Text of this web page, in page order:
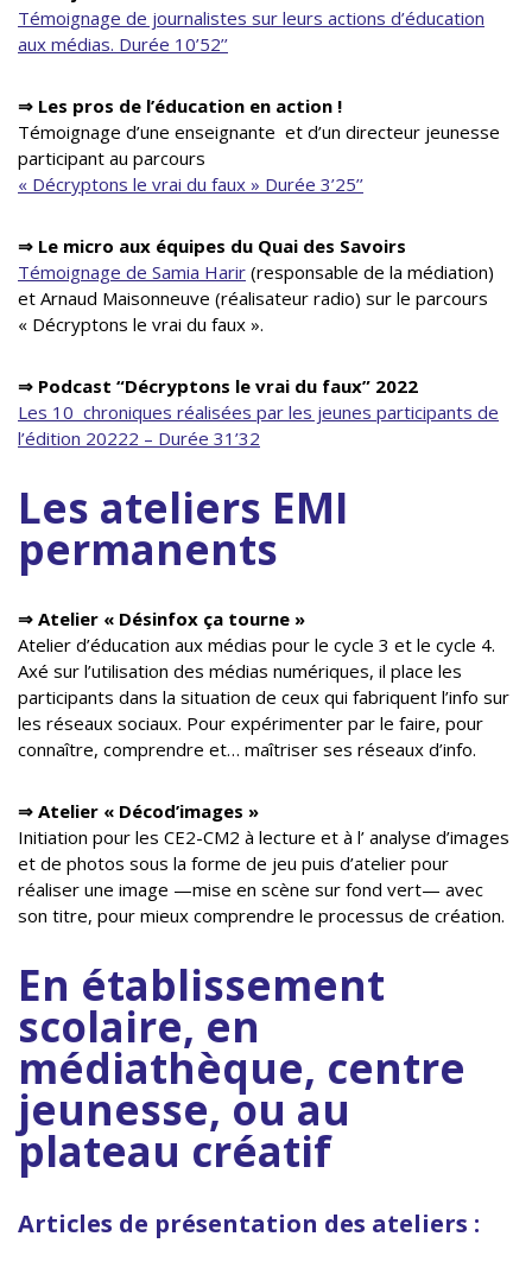
Témoignage de journalistes sur leurs actions d’éducation
aux médias. Durée 10’52’’
⇒ Les pros de l’éducation en action !
Témoignage d’une enseignante et d’un directeur jeunesse
participant au parcours
« Décryptons le vrai du faux » Durée 3’25’’
⇒ Le micro aux équipes du Quai des Savoirs
Témoignage de Samia Harir (responsable de la médiation)
et Arnaud Maisonneuve (réalisateur radio) sur le parcours
« Décryptons le vrai du faux ».
⇒ Podcast “Décryptons le vrai du faux” 2022
Les 10 chroniques réalisées par les jeunes participants de
l’édition 20222 – Durée 31’32
Les ateliers EMI
permanents
⇒ Atelier « Désinfox ça tourne »
Atelier d’éducation aux médias pour le cycle 3 et le cycle 4.
Axé sur l’utilisation des médias numériques, il place les
participants dans la situation de ceux qui fabriquent l’info sur
les réseaux sociaux. Pour expérimenter par le faire, pour
connaître, comprendre et… maîtriser ses réseaux d’info.
⇒ Atelier « Décod’images »
Initiation pour les CE2-CM2 à lecture et à l’ analyse d’images
et de photos sous la forme de jeu puis d’atelier pour
réaliser une image —mise en scène sur fond vert— avec
son titre, pour mieux comprendre le processus de création.
En établissement
scolaire, en
médiathèque, centre
jeunesse, ou au
plateau créatif
Articles de présentation des ateliers :